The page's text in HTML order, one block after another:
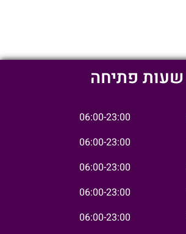
שעות פתיחה
06:00-23:00
06:00-23:00
06:00-23:00
06:00-23:00
06:00-23:00